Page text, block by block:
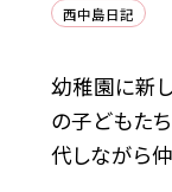
西中島日記
幼稚園に新
の子どもた
代しながら